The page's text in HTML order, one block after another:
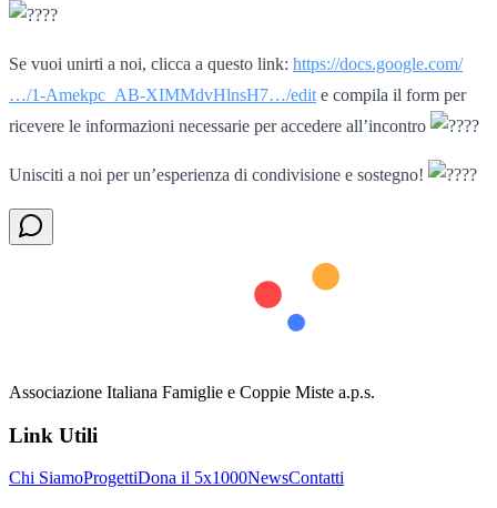
Se vuoi unirti a noi, clicca a questo link: https://docs.google.com/
…/1-Amekpc_AB-XIMMdvHlnsH7…/edit e compila il form per
ricevere le informazioni necessarie per accedere all’incontro
Unisciti a noi per un’esperienza di condivisione e sostegno!
Associazione Italiana Famiglie e Coppie Miste a.p.s.
Link Utili
Chi SiamoProgettiDona il 5x1000NewsContatti